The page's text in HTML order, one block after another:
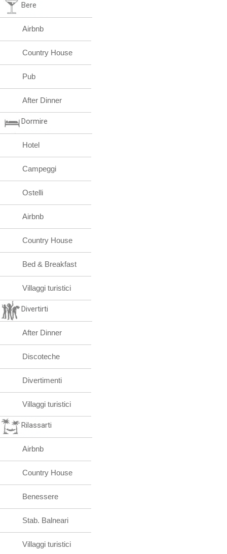
Bere
Airbnb
Country House
Pub
After Dinner
Dormire
Hotel
Campeggi
Ostelli
Airbnb
Country House
Bed & Breakfast
Villaggi turistici
Divertirti
After Dinner
Discoteche
Divertimenti
Villaggi turistici
Rilassarti
Airbnb
Country House
Benessere
Stab. Balneari
Villaggi turistici